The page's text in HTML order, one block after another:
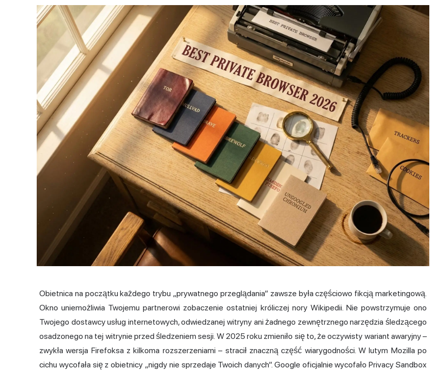
Obietnica na początku każdego trybu „prywatnego przeglądania” zawsze była częściowo fikcją marketingową.
Okno uniemożliwia Twojemu partnerowi zobaczenie ostatniej króliczej nory Wikipedii. Nie powstrzymuje ono
Twojego dostawcy usług internetowych, odwiedzanej witryny ani żadnego zewnętrznego narzędzia śledzącego
osadzonego na tej witrynie przed śledzeniem sesji. W 2025 roku zmieniło się to, że oczywisty wariant awaryjny –
zwykła wersja Firefoksa z kilkoma rozszerzeniami – stracił znaczną część wiarygodności. W lutym Mozilla po
cichu wycofała się z obietnicy „nigdy nie sprzedaje Twoich danych”. Google oficjalnie wycofało Privacy Sandbox